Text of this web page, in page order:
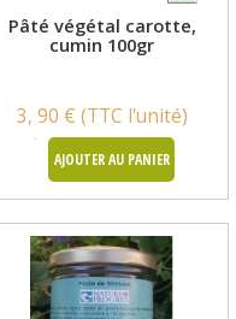
Pâté végétal carotte,
cumin 100gr
3, 90 € (TTC l'unité)
AJOUTER AU PANIER